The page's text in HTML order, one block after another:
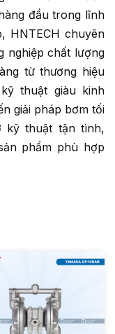
đầu trong lĩnh
HNTECH chuyên
nghiệp chất lượng
từ thương hiệu
thuật giàu kinh
giải pháp bơm tối
kỹ thuật tận tình,
phẩm phù hợp